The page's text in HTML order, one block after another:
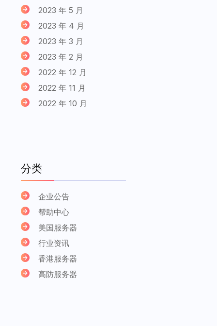
2023 年 5 月
2023 年 4 月
2023 年 3 月
2023 年 2 月
2022 年 12 月
2022 年 11 月
2022 年 10 月
分类
企业公告
帮助中心
美国服务器
行业资讯
香港服务器
高防服务器